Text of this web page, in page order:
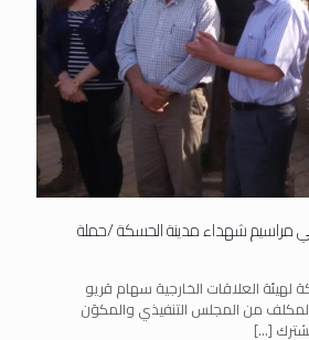
مراسيم شهداء مدينة الحسكة /حملة
لهيئة العلاقات الخارجية سهام قريو
من المجلس التنفيذي والمكوَن
[…]